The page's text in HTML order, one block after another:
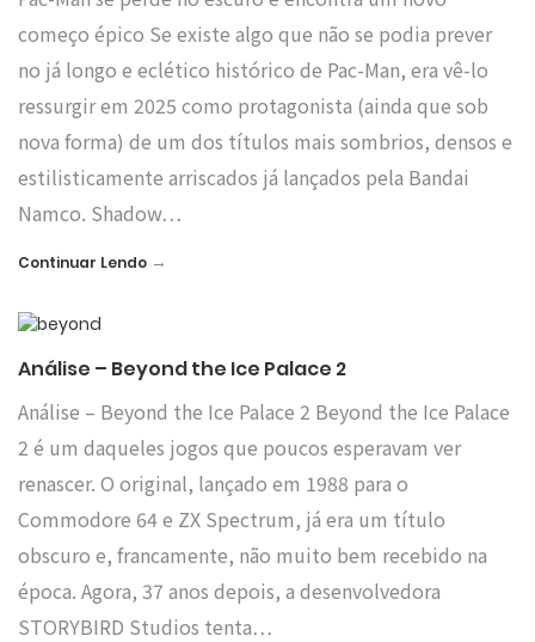
começo épico Se existe algo que não se podia prever
no já longo e eclético histórico de Pac-Man, era vê-lo
ressurgir em 2025 como protagonista (ainda que sob
nova forma) de um dos títulos mais sombrios, densos e
estilisticamente arriscados já lançados pela Bandai
Namco. Shadow…
Continuar Lendo →
Análise – Beyond the Ice Palace 2
Análise – Beyond the Ice Palace 2 Beyond the Ice Palace
2 é um daqueles jogos que poucos esperavam ver
renascer. O original, lançado em 1988 para o
Commodore 64 e ZX Spectrum, já era um título
obscuro e, francamente, não muito bem recebido na
época. Agora, 37 anos depois, a desenvolvedora
STORYBIRD Studios tenta…